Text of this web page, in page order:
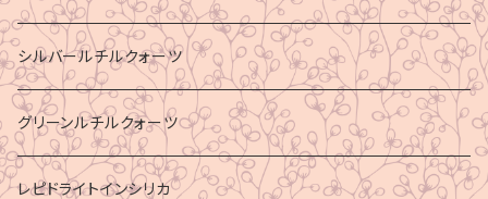
シルバールチルクォーツ
グリーンルチルクォーツ
レピドライトインシリカ